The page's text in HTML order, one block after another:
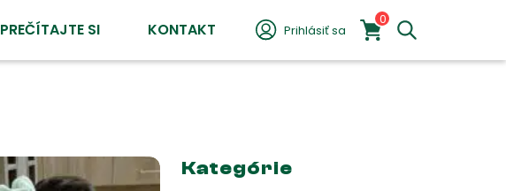
PREČÍTAJTE SI KONTAKT Prihlásiť sa
0
Kategórie